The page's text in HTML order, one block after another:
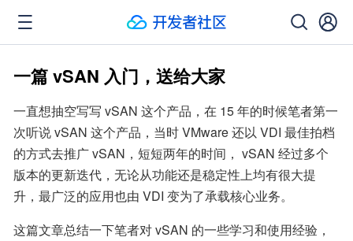
一篇 vSAN 入门，送给大家
一直想抽空写写 vSAN 这个产品，在 15 年的时候笔者第一
次听说 vSAN 这个产品，当时 VMware 还以 VDI 最佳拍档
的方式去推广 vSAN，短短两年的时间， vSAN 经过多个
版本的更新迭代，无论从功能还是稳定性上均有很大提
升，最广泛的应用也由 VDI 变为了承载核心业务。
这篇文章总结一下笔者对 vSAN 的一些学习和使用经验，